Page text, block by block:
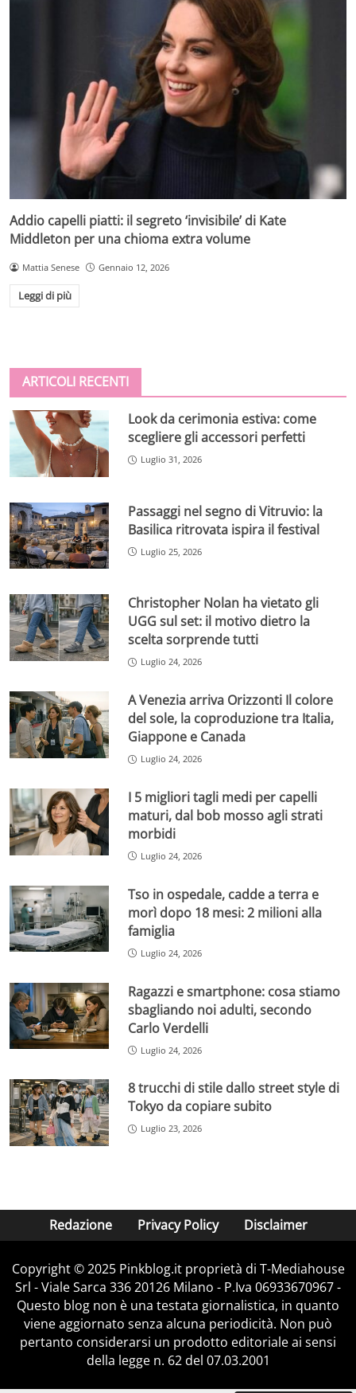
Addio capelli piatti: il segreto ‘invisibile’ di Kate
Middleton per una chioma extra volume
Mattia Senese Gennaio 12, 2026
Leggi di più
ARTICOLI RECENTI
Look da cerimonia estiva: come
scegliere gli accessori perfetti
Luglio 31, 2026
Passaggi nel segno di Vitruvio: la
Basilica ritrovata ispira il festival
Luglio 25, 2026
Christopher Nolan ha vietato gli
UGG sul set: il motivo dietro la
scelta sorprende tutti
Luglio 24, 2026
A Venezia arriva Orizzonti Il colore
del sole, la coproduzione tra Italia,
Giappone e Canada
Luglio 24, 2026
I 5 migliori tagli medi per capelli
maturi, dal bob mosso agli strati
morbidi
Luglio 24, 2026
Tso in ospedale, cadde a terra e
morì dopo 18 mesi: 2 milioni alla
famiglia
Luglio 24, 2026
Ragazzi e smartphone: cosa stiamo
sbagliando noi adulti, secondo
Carlo Verdelli
Luglio 24, 2026
8 trucchi di stile dallo street style di
Tokyo da copiare subito
Luglio 23, 2026
Redazione Privacy Policy Disclaimer
Copyright © 2025 Pinkblog.it proprietà di T-Mediahouse
Srl - Viale Sarca 336 20126 Milano - P.Iva 06933670967 -
Questo blog non è una testata giornalistica, in quanto
viene aggiornato senza alcuna periodicità. Non può
pertanto considerarsi un prodotto editoriale ai sensi
della legge n. 62 del 07.03.2001